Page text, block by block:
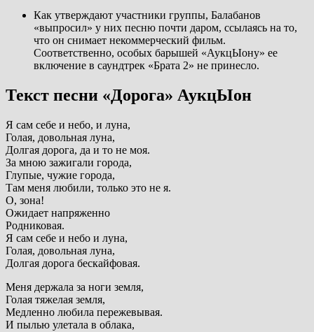
Как утверждают участники группы, Балабанов
«выпросил» у них песню почти даром, ссылаясь на то,
что он снимает некоммерческий фильм.
Соответственно, особых барышей «АукцЫону» ее
включение в саундтрек «Брата 2» не принесло.
Текст песни «Дорога» АукцЫон
Я сам себе и небо, и луна,
Голая, довольная луна,
Долгая дорога, да и то не моя.
За мною зажигали города,
Глупые, чужие города,
Там меня любили, только это не я.
О, зона!
Ожидает напряженно
Родниковая.
Я сам себе и небо и луна,
Голая, довольная луна,
Долгая дорога бескайфовая.
Меня держала за ноги земля,
Голая тяжелая земля,
Медленно любила пережевывая.
И пылью улетала в облака,